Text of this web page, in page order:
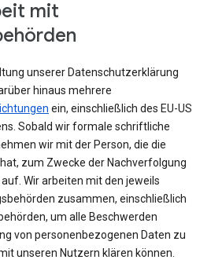
mit
unserer Datenschutzerklärung
hinaus mehrere
ein, einschließlich des EU-US
Sobald wir formale schriftliche
wir mit der Person, die die
zum Zwecke der Nachverfolgung
Wir arbeiten mit den jeweils
zusammen, einschließlich
um alle Beschwerden
von personenbezogenen Daten zu
unseren Nutzern klären können.